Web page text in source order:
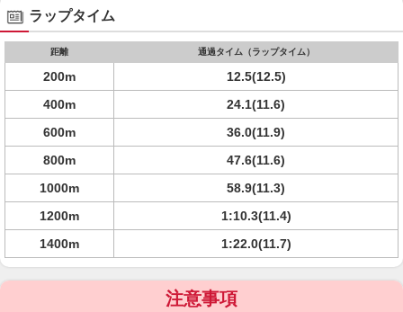
ラップタイム
距離 通過タイム（ラップタイム）
200m
12.5(12.5)
400m
24.1(11.6)
600m
36.0(11.9)
800m
47.6(11.6)
1000m
58.9(11.3)
1200m
1:10.3(11.4)
1400m
1:22.0(11.7)
注意事項